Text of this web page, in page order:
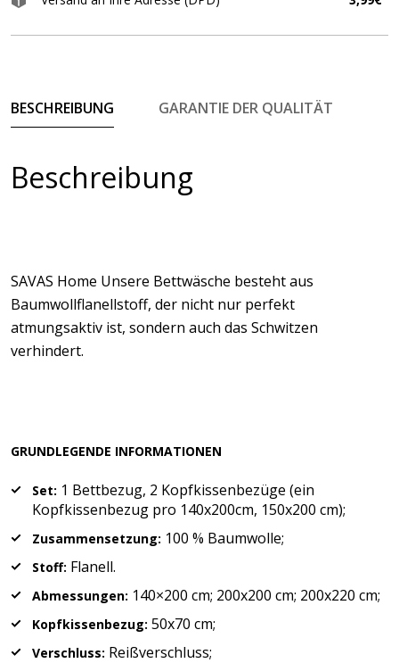
BESCHREIBUNG GARANTIE DER QUALITÄT
Beschreibung
SAVAS Home Unsere Bettwäsche besteht aus
Baumwollflanellstoff, der nicht nur perfekt
atmungsaktiv ist, sondern auch das Schwitzen
verhindert.
GRUNDLEGENDE INFORMATIONEN
Set: 1 Bettbezug, 2 Kopfkissenbezüge (ein
Kopfkissenbezug pro 140x200cm, 150x200 cm);
Zusammensetzung: 100 % Baumwolle;
Stoff: Flanell.
Abmessungen: 140×200 cm; 200x200 cm; 200x220 cm;
Kopfkissenbezug: 50x70 cm;
Verschluss: Reißverschluss;